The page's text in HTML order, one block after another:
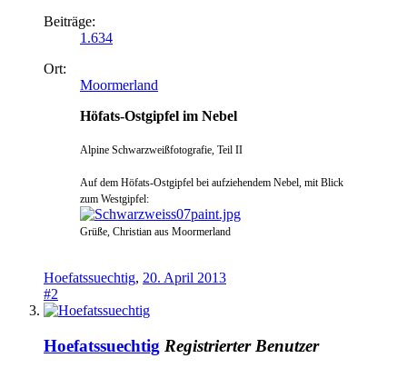
Beiträge:
1.634
Ort:
Moormerland
Höfats-Ostgipfel im Nebel
Alpine Schwarzweißfotografie, Teil II
Auf dem Höfats-Ostgipfel bei aufziehendem Nebel, mit Blick
zum Westgipfel:
Grüße, Christian aus Moormerland
Hoefatssuechtig, 20. April 2013
#2
Hoefatssuechtig Registrierter Benutzer